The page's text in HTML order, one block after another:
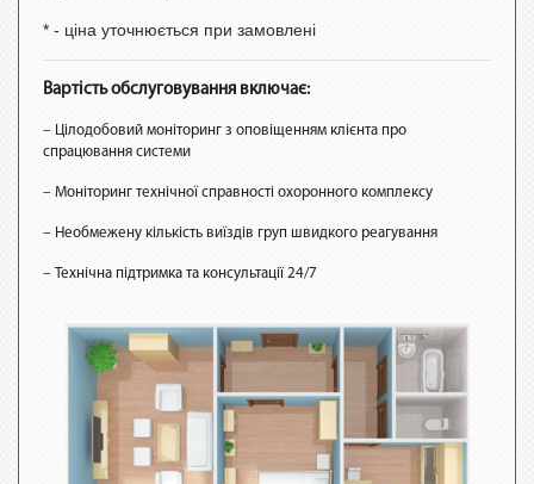
* - ціна уточнюється при замовлені
Вартість обслуговування включає:
– Цілодобовий моніторинг з оповіщенням клієнта про
спрацювання системи
– Моніторинг технічної справності охоронного комплексу
– Необмежену кількість виїздів груп швидкого реагування
– Технічна підтримка та консультації 24/7